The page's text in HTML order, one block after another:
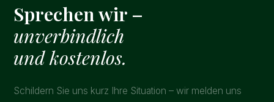
Sprechen wir –
unverbindlich
und kostenlos.
Schildern Sie uns kurz Ihre Situation – wir melden uns